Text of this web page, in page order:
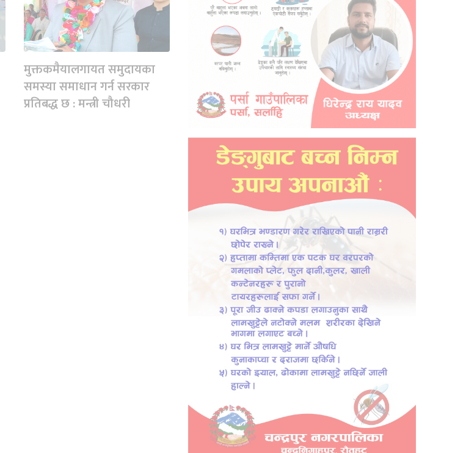
मुक्तकमैयालगायत समुदायका
समस्या समाधान गर्न सरकार
प्रतिबद्ध छ : मन्त्री चौधरी